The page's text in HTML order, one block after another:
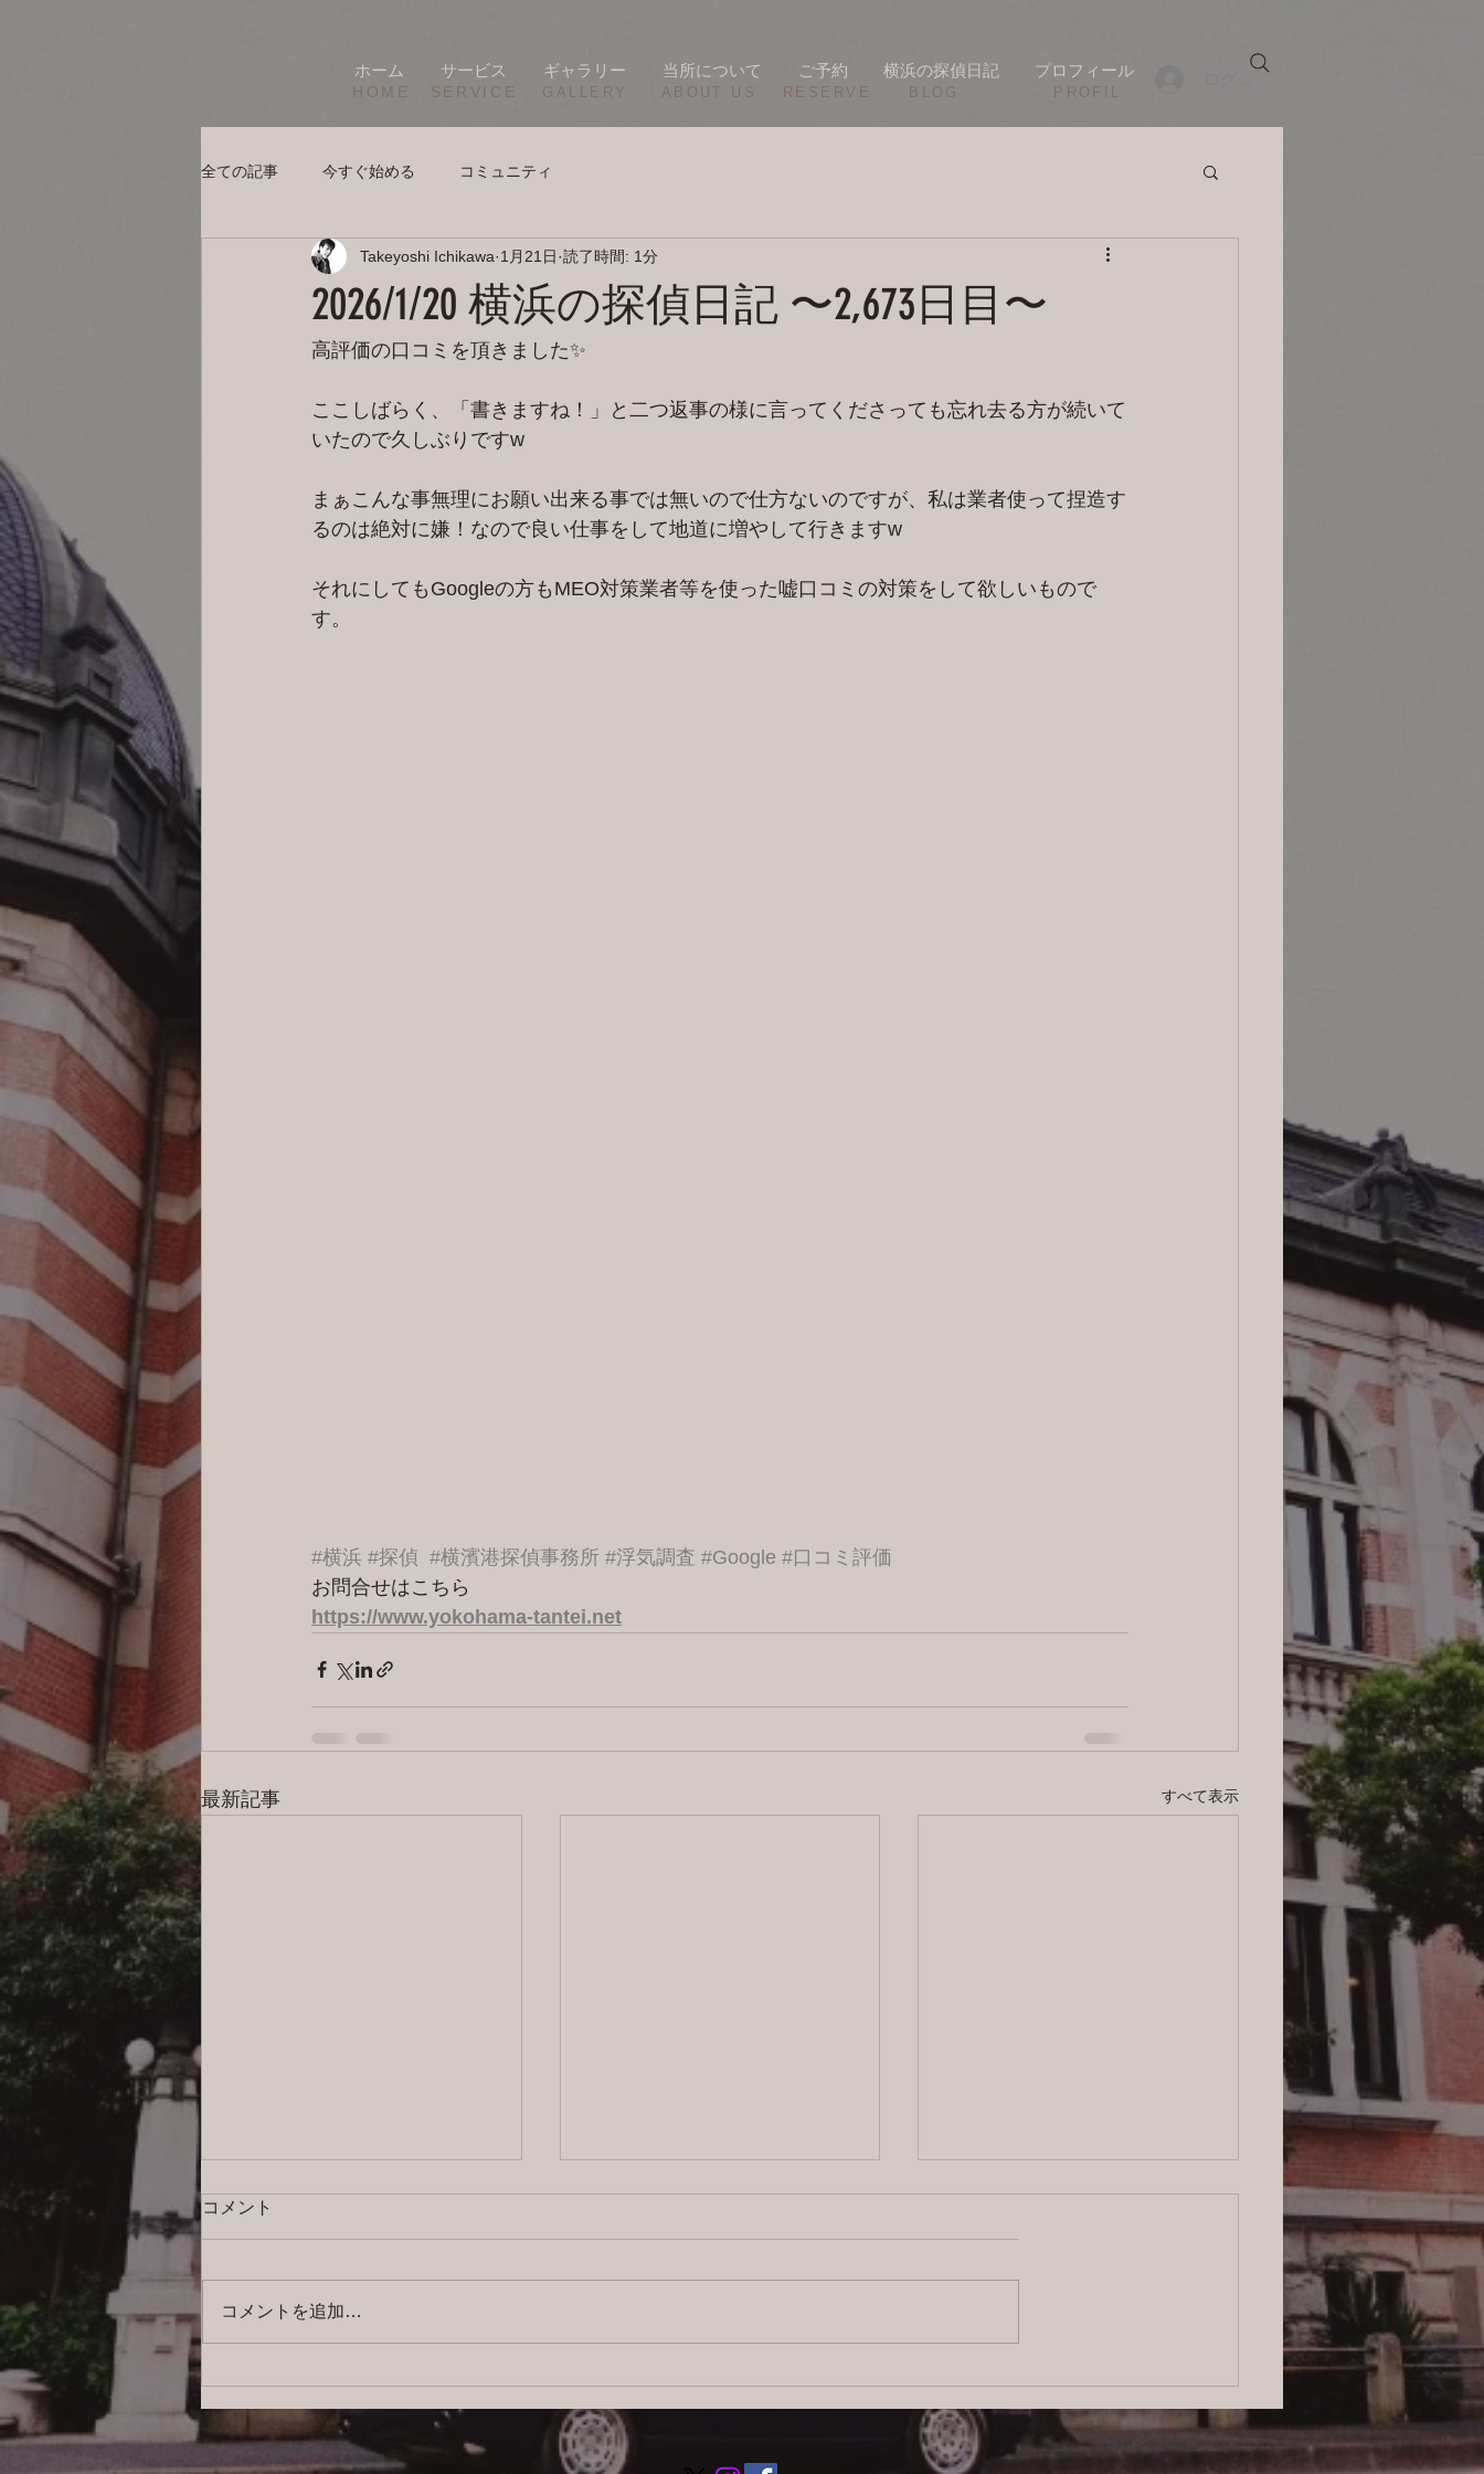
ログイン
ホーム サービス ギャラリー 当所について ご予約 横浜の探偵日記 プロフィール
HOME SERVICE ​GALLERY ​ABOUT US ​PROFIL
RESERVE BLOG
全ての記事 今すぐ始める コミュニティ
2026/1/20 横浜の探偵日記 〜2,673日目〜
Takeyoshi Ichikawa 1月21日 読了時間: 1分
高評価の口コミを頂きました✨
ここしばらく、「書きますね！」と二つ返事の様に言ってくださっても忘れ去る方が続いて
いたので久しぶりですw
まぁこんな事無理にお願い出来る事では無いので仕方ないのですが、私は業者使って捏造す
るのは絶対に嫌！なので良い仕事をして地道に増やして行きますw
それにしてもGoogleの方もMEO対策業者等を使った嘘口コミの対策をして欲しいもので
す。
#横浜 #探偵 #横濱港探偵事務所 #浮気調査 #Google #口コミ評価
お問合せはこちら
https://www.yokohama-tantei.net
最新記事 すべて表示
日目〜
日目〜
ス：信頼と安心をお届けする
調査のプロフェッショナル
コメント
コメントを追加…